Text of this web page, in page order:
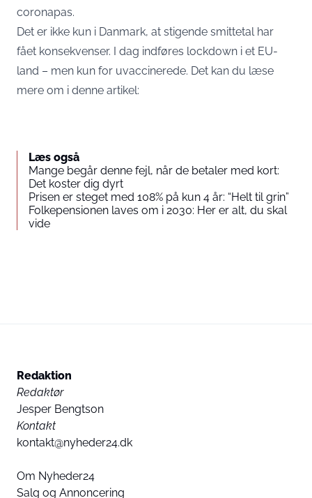
coronapas.
Det er ikke kun i Danmark, at stigende smittetal har
fået konsekvenser. I dag indføres lockdown i et EU-
land – men kun for uvaccinerede. Det kan du læse
mere om i denne artikel:
Læs også
Mange begår denne fejl, når de betaler med kort:
Det koster dig dyrt
Prisen er steget med 108% på kun 4 år: “Helt til grin”
Folkepensionen laves om i 2030: Her er alt, du skal
vide
Redaktion
Redaktør
Jesper Bengtson
Kontakt
kontakt@nyheder24.dk
Om Nyheder24
Salg og Annoncering